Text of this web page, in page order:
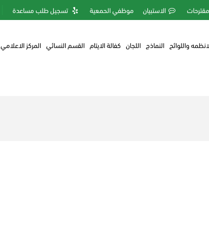
الاستبيان موظفي الحمعية تسجيل طلب مساعدة
واللوائح النماذج اللجان كفالة الايتام القسم النسائي المركز الاعلامي